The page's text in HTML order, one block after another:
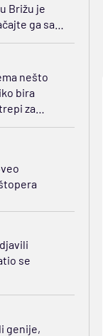
Brižu je
ga sa
nešto
bira
za
se
genije,